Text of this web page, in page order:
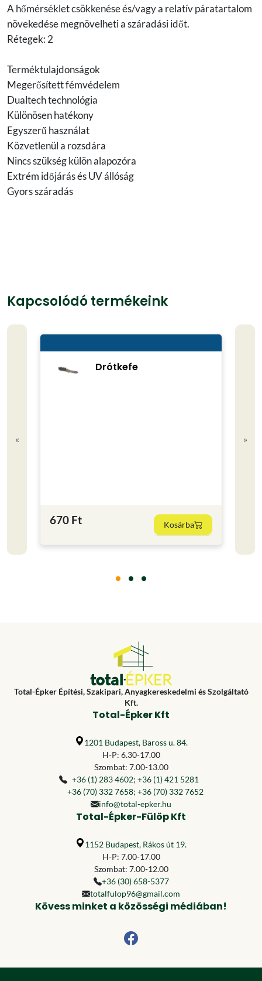
A hőmérséklet csökkenése és/vagy a relatív páratartalom
növekedése megnövelheti a száradási időt.
Rétegek: 2
Terméktulajdonságok
Megerősített fémvédelem
Dualtech technológia
Különösen hatékony
Egyszerű használat
Közvetlenül a rozsdára
Nincs szükség külön alapozóra
Extrém időjárás és UV állóság
Gyors száradás
Kapcsolódó termékeink
«
Drótkefe
670 Ft Kosárba
»
Total-Épker Építési, Szakipari, Anyagkereskedelmi és Szolgáltató
Kft.
Total-Épker Kft
1201 Budapest, Baross u. 84.
H-P: 6.30-17.00
Szombat: 7.00-13.00
+36 (1) 283 4602; +36 (1) 421 5281
+36 (70) 332 7658; +36 (70) 332 7652
info@total-epker.hu
Total-Épker-Fülöp Kft
1152 Budapest, Rákos út 19.
H-P: 7.00-17.00
Szombat: 7.00-12.00
+36 (30) 658-5377
totalfulop96@gmail.com
Kövess minket a közösségi médiában!